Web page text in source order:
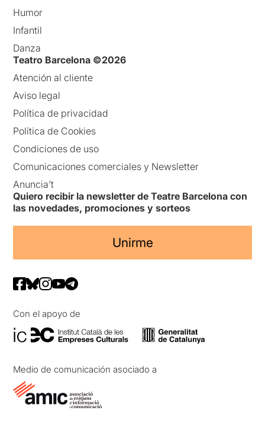
Humor
Infantil
Danza
Teatro Barcelona ©2026
Atención al cliente
Aviso legal
Política de privacidad
Política de Cookies
Condiciones de uso
Comunicaciones comerciales y Newsletter
Anuncia’t
Quiero recibir la newsletter de Teatre Barcelona con
las novedades, promociones y sorteos
Unirme
Con el apoyo de
Medio de comunicación asociado a